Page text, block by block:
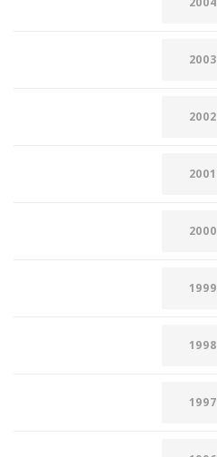
2003
2002
2001
2000
1999
1998
1997